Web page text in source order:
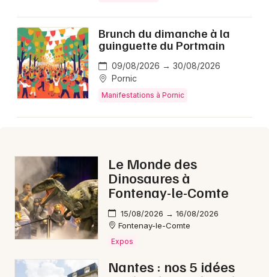
Sorties & loisirs
Aujourd'hui en Loire-Atlantique
Aujourd'hui dans les Pays de la Loire
Newsletter des sorties
Artistes en tournée
Actus à Pornic
Brunch du dimanche à la
guinguette du Portmain
09/08/2026 → 30/08/2026
Pornic
Manifestations à Pornic
Le Monde des
Dinosaures à
Fontenay-le-Comte
15/08/2026 → 16/08/2026
Fontenay-le-Comte
Expos
Nantes : nos 5 idées